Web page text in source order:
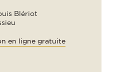
Blériot
en ligne gratuite